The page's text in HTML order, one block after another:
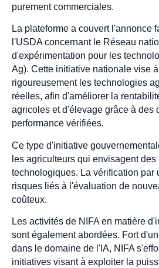
purement commerciales.
La plateforme a couvert l'annonce
l'USDA concernant le Réseau
d'expérimentation pour les
Ag). Cette initiative nationale vise
rigoureusement les technologies
réelles, afin d'améliorer la
agricoles et d'élevage grâce à des
performance vérifiées.
Ce type d'initiative
les agriculteurs qui envisagent
technologiques. La vérification par
risques liés à l'évaluation de
coûteux.
Les activités de NIFA en matière
sont également abordées. Fort
dans le domaine de l'IA, NIFA
initiatives visant à exploiter la